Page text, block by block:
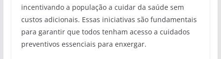
incentivando a população a cuidar da saúde sem
custos adicionais. Essas iniciativas são fundamentais
para garantir que todos tenham acesso a cuidados
preventivos essenciais para enxergar.